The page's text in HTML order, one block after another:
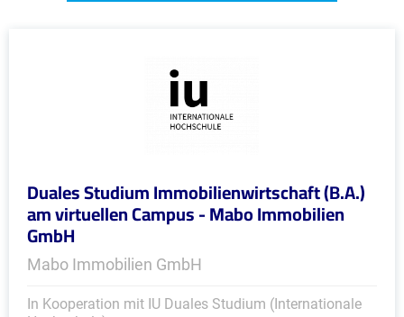
Duales Studium Immobilienwirtschaft (B.A.)
am virtuellen Campus - Mabo Immobilien
GmbH
Mabo Immobilien GmbH
In Kooperation mit IU Duales Studium (Internationale